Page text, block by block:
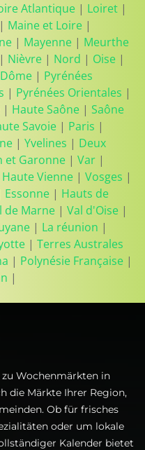
Atlantique | Loiret |
| Maine et Loire |
| Mayenne | Meurthe
| Nièvre | Nord | Oise |
| Pyrénées
| Pyrénées Orientales |
| Haute Saône | Saône
Savoie | Paris |
| Yvelines | Deux
et Garonne | Var |
Haute Vienne | Vosges |
Essonne | Hauts de
de Marne | Val d'Oise |
| La réunion |
| Terres Australes
| Polynésie Française |
|
zu Wochenmärkten in
die Märkte Ihrer Region,
Ob für frisches
oder um lokale
Kalender bietet